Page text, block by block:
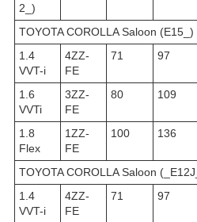
2_)
TOYOTA COROLLA Saloon (E15_)
1.4
VVT-i
4ZZ-
FE
71 97
1.6
VVTi
3ZZ-
FE
80 109
1.8
Flex
1ZZ-
FE
100 136
TOYOTA COROLLA Saloon
1.4
VVT-i
4ZZ-
FE
71 97